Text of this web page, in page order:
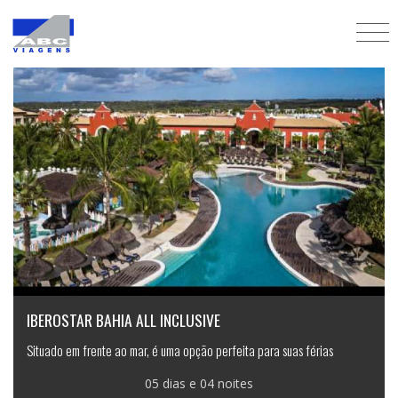
Em destaque
IBEROSTAR BAHIA ALL INCLUSIVE
Situado em frente ao mar, é uma opção perfeita para suas férias
05 dias e 04 noites